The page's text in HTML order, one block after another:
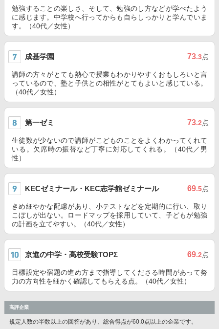
勉強することの楽しさ、そして、勉強のし方などが学べたよう
に感じます。中学校へ行ってからも自らしっかりと学んでいま
す。（40代／女性）
成基学園 73.3点
講師の方々がとても熱心で授業もわかりやすくおもしろいと言
っているので、塾と子供との相性がとてもよいと感じている。
（40代／女性）
第一ゼミ 73.2点
生徒数が少ないので講師がこどものことをよくわかってくれて
いる。欠席時の振替など丁寧に対応してくれる。（40代／男
性）
KECゼミナール・KEC志学館ゼミナール 69.5点
きめ細やかな配慮があり、小テストなどを定期的に行い、取り
こぼしが出ない。ロードマップを採用していて、子どもが勉強
の計画を立てやすい。（40代／女性）
京進の中学・高校受験TOPΣ 69.2点
目標設定や宿題の進め方まで指導してくださる時間があって努
力の方向性を細かく確認してもらえる点。（40代／女性）
高評企業
規定人数の半数以上の回答があり、総合得点が60.0点以上の企業です。